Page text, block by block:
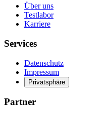
Über uns
Testlabor
Karriere
Services
Datenschutz
Impressum
Privatsphäre
Partner